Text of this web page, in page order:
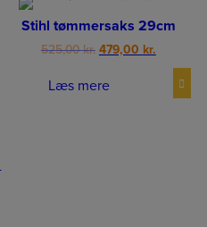
Stihl tømmersaks 29cm
525,00kr. Original
525,00 kr..
479,00 kr.Current
Læs mere